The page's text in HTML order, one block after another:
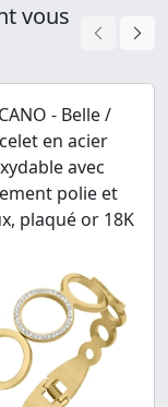
vous
- Belle /
en acier
avec
polie et
plaqué or 18K